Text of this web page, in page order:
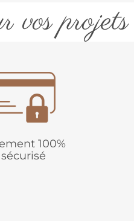
vos projets
100%
sécurisé